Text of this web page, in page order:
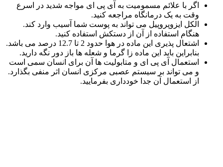
اگر با علائم مسمومیت به آی پی ای مواجه شدید در اسرع
وقت به یک درمانگاه مراجعه کنید.
الکل ایزوپروپیل می تواند به پوست شما آسیب وارد کند.
هنگام استفاده از آن از دستکش استفاده کنید.
اشتعال پذیری این ماده در هوا حدود 2 تا 12.7 درصد می باشد.
بنابراین باید این ماده زا گرما و شعله ها باز دور نگه دارید.
استعمال آی پی ای و متابولیت ها آن برای انسان سمی است
و می تواند بر سیستم عصبی مرکزی انسان اثر منفی بگذارد.
از استعمال آن جدا خودداری بفرمایید.